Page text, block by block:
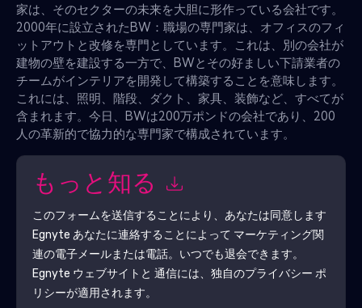
家は、そのセクターの未来を大胆に形作っている会社です。
2000年に設立されたBW：職場の専門家は、オフィスのフィ
ットアウトと改修を専門としています。これは、別の会社が
建物の壁を建設する一方で、BWとその好ましい下請業者の
チームがインテリアを開発して構築することを意味します。
これには、照明、階段、ダクト、家具、装飾など、すべてが
含まれます。今日、BWは200万ポンドの会社であり、200
人の革新的で協力的な専門家で構成されています。
もっと知る
このフォームを送信することにより、あなたは同意します
Egnyte あなたに連絡することによって マーケティング関
連の電子メールまたは電話。いつでも退会できます。
Egnyte ウェブサイトと 通信には、独自のプライバシー ポ
リシーが適用されます。